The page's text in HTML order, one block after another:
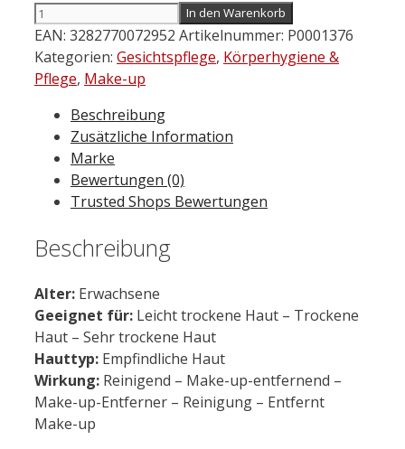
Avène
3-
in-
1
up-
Entferner
200
Menge
In den Warenkorb
EAN: 3282770072952 Artikelnummer: P0001376
Kategorien: Gesichtspflege, Körperhygiene &
Pflege, Make-up
Beschreibung
Zusätzliche Information
Marke
Bewertungen (0)
Trusted Shops Bewertungen
Beschreibung
Alter: Erwachsene
Geeignet für: Leicht trockene Haut – Trockene
Haut – Sehr trockene Haut
Hauttyp: Empfindliche Haut
Wirkung: Reinigend – Make-up-entfernend –
Make-up-Entferner – Reinigung – Entfernt
Make-up